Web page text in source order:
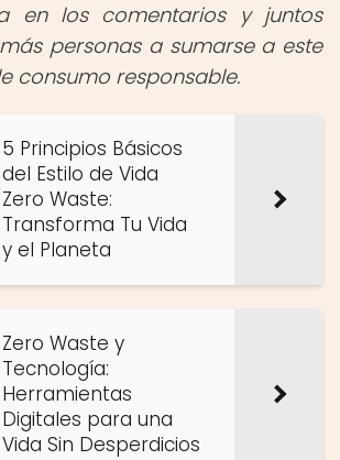
en los comentarios y juntos
personas a sumarse a este
consumo responsable.
5 Principios Básicos
del Estilo de Vida
Zero Waste:
Transforma Tu Vida
y el Planeta
Zero Waste y
Tecnología:
Herramientas
Digitales para una
Vida Sin Desperdicios